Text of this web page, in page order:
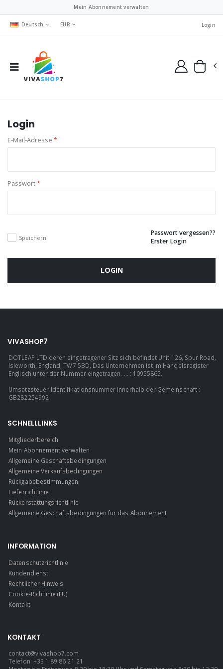
Mein Abonnement verwalten
Deutsch EUR Login
Login
E-Mail-Adresse *
Passwort*
Speichern
Passwort vergessen??
Erster Login
LOGIN
VIVASHOP7
DOTLEAP LTD deren eingetragener Sitz sich befindet Unit 126, Spur Road,
Isleworth, England, TW7 5BD, Das Unternehmen ist im Handelsregister
Englisch unter der Nummer eingetragen. ... : 10955865.
Umsatzsteuer-Identifikationsnummer innerhalb der Gemeinschaft :
GB282254992
SCHNELLLINKS
Mitgliederbereich
Mein Abonnement verwalten
Allgemeine Geschäftsbedingungen
Allgemeine Verkaufsbedingungen
Rückgabebestimmungen
Lieferrichtlinie
Rückerstattungsrichtlinie
Allgemeine Geschäftsbedingungen für das Abonnement
INFORMATION
Datenschutzrichtlinie
Kundendienst
Rechtlicher Hinweis
Cookie-Richtlinie (EU)
Kontakt
KONTAKT
contact@vivashop7.com
Telefon: +33 1 89 86 21 21